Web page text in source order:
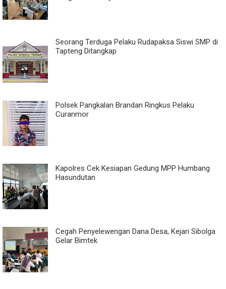
Seorang Terduga Pelaku Rudapaksa Siswi SMP di
Tapteng Ditangkap
Polsek Pangkalan Brandan Ringkus Pelaku
Curanmor
Kapolres Cek Kesiapan Gedung MPP Humbang
Hasundutan
Cegah Penyelewengan Dana Desa, Kejari Sibolga
Gelar Bimtek